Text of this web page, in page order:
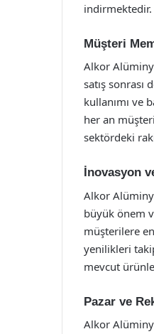
indirmektedir.
Müşteri
Alkor
satış
kullanımı ve
her an
sektördeki
İnovasyon
Alkor
büyük önem
müşterilere
yenilikleri
mevcut
Pazar ve
Alkor